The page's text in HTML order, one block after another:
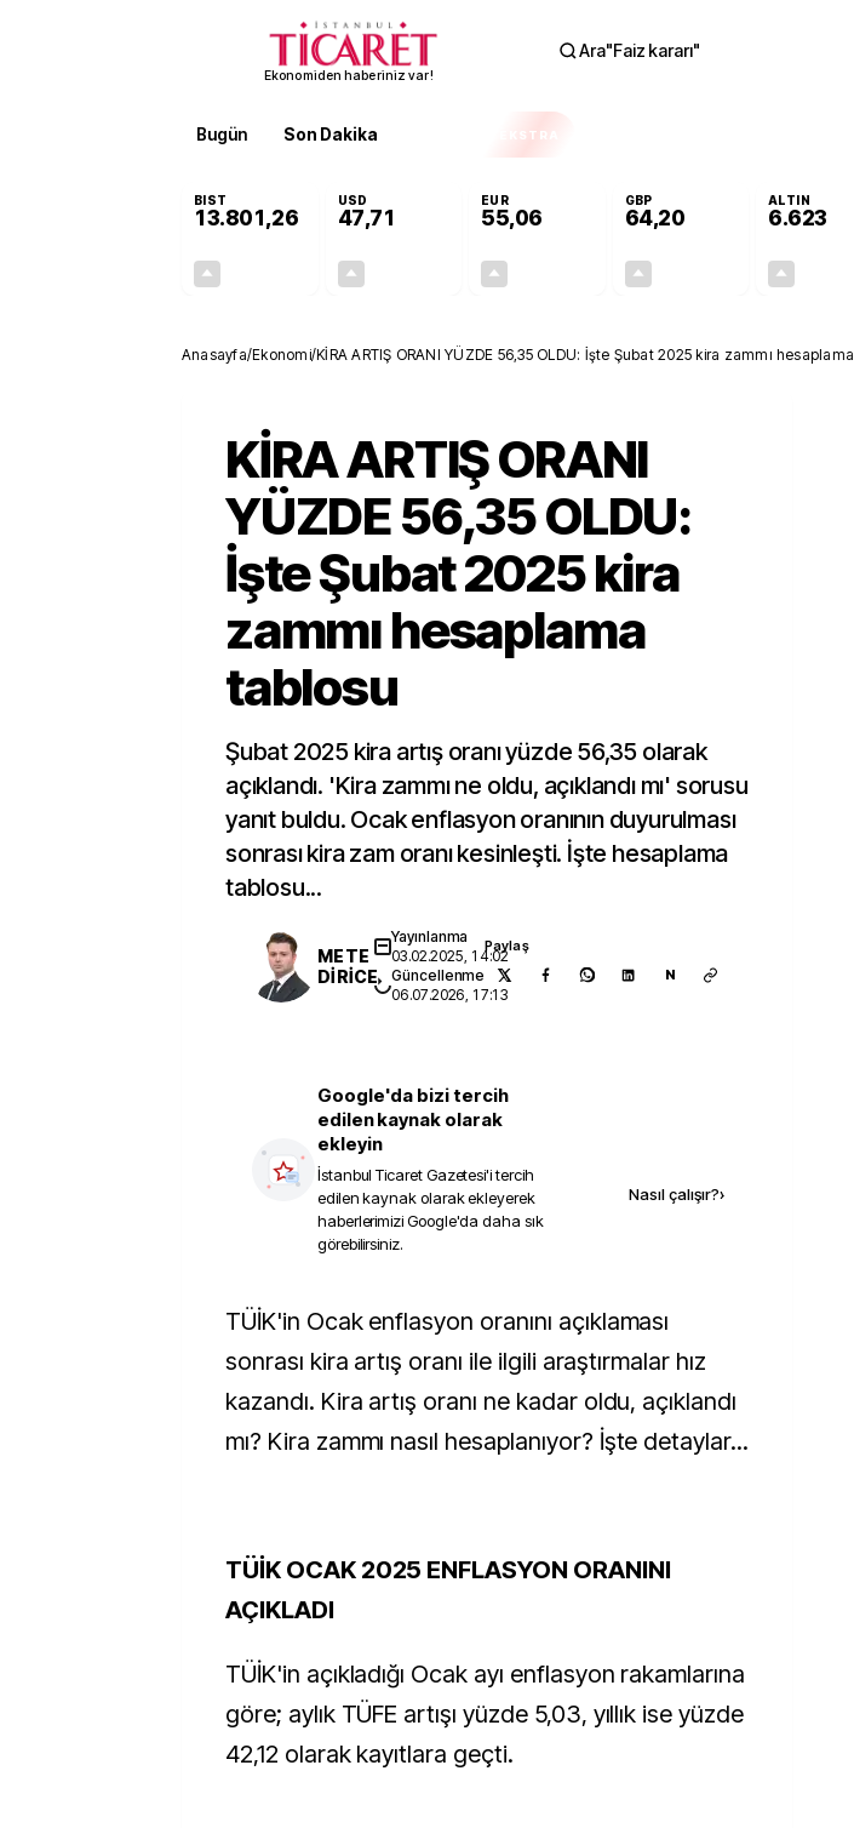
Ekonomiden haberiniz var!
Ara"Faiz kararı"
Bugün Son Dakika EKSTRA
BIST
13.801,26
USD
47,71
EUR
55,06
GBP
64,20
ALTIN
6.623
Anasayfa/Ekonomi/KİRA ARTIŞ ORANI YÜZDE 56,35 OLDU: İşte Şubat 2025 kira zammı hesaplama
KİRA ARTIŞ ORANI
YÜZDE 56,35 OLDU:
İşte Şubat 2025 kira
zammı hesaplama
tablosu
Şubat 2025 kira artış oranı yüzde 56,35 olarak
açıklandı. 'Kira zammı ne oldu, açıklandı mı' sorusu
yanıt buldu. Ocak enflasyon oranının duyurulması
sonrası kira zam oranı kesinleşti. İşte hesaplama
tablosu...
METE
DİRİCE
Yayınlanma
03.02.2025, 14:02
Güncellenme
06.07.2026, 17:13
Paylaş
N
Google'da bizi tercih
edilen kaynak olarak
ekleyin
İstanbul Ticaret Gazetesi'i tercih
edilen kaynak olarak ekleyerek
haberlerimizi Google'da daha sık
görebilirsiniz.
Nasıl çalışır?›
TÜİK'in Ocak enflasyon oranını açıklaması
sonrası kira artış oranı ile ilgili araştırmalar hız
kazandı. Kira artış oranı ne kadar oldu, açıklandı
mı? Kira zammı nasıl hesaplanıyor? İşte detaylar...
TÜİK OCAK 2025 ENFLASYON ORANINI
AÇIKLADI
TÜİK'in açıkladığı Ocak ayı enflasyon rakamlarına
göre; aylık TÜFE artışı yüzde 5,03, yıllık ise yüzde
42,12 olarak kayıtlara geçti.